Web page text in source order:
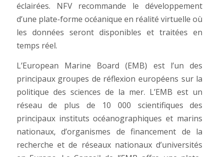
éclairées. NFV recommande le développement
d’une plate-forme océanique en réalité virtuelle où
les données seront disponibles et traitées en
temps réel.
L’European Marine Board (EMB) est l’un des
principaux groupes de réflexion européens sur la
politique des sciences de la mer. L’EMB est un
réseau de plus de 10 000 scientifiques des
principaux instituts océanographiques et marins
nationaux, d’organismes de financement de la
recherche et de réseaux nationaux d’universités